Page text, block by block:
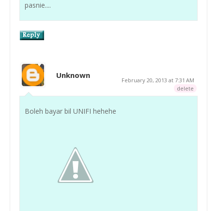
pasnie....
Unknown
February 20, 2013 at 7:31 AM
delete
Boleh bayar bil UNIFI hehehe